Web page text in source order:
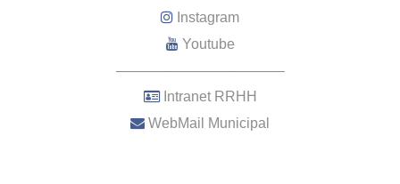
Instagram
Youtube
–––––––––––––––––––––
Intranet RRHH
WebMail Municipal